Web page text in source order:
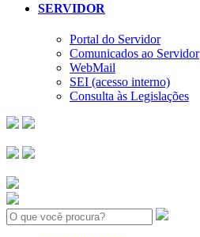
SERVIDOR
Portal do Servidor
Comunicados ao Servidor
WebMail
SEI (acesso interno)
Consulta às Legislações
Search: